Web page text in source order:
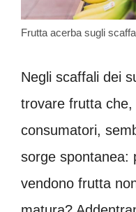
Frutta acerba sugli
Negli scaffali dei
trovare frutta che,
consumatori,
sorge spontanea:
vendono frutta